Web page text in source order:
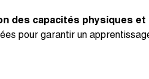
des capacités physiques et
pour garantir un